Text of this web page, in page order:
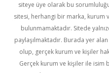
siteye üye olarak bu
sitesi, herhangi bir marka, kurum
bulunmamaktadır. Sitede
paylaşılmaktadır. Burada yer
olup, gerçek kurum ve kişiler
Gerçek kurum ve kişiler ile